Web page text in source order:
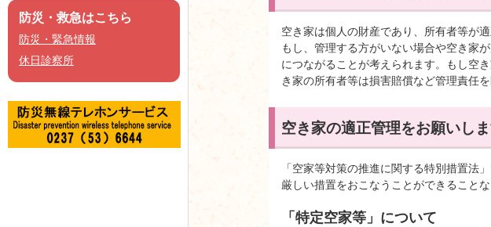
防災・救急はこちら
防災・緊急情報
休日診察所
空き家は個人の財産であり、所有者等が
もし、管理する方がいない場合や空き家
につながることが考えられます。もし空
き家の所有者等は損害賠償など管理責任を
空き家の適正管理をお願いし
「空家等対策の推進に関する特別措置法
厳しい措置をおこなうことができること
「特定空家等」について